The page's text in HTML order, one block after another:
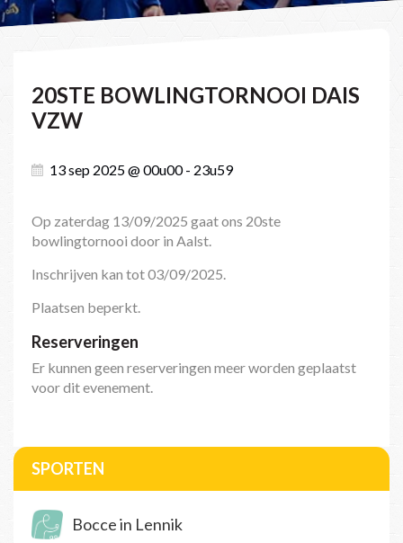
20STE BOWLINGTORNOOI DAIS
VZW
13 sep 2025 @ 00u00 - 23u59
Op zaterdag 13/09/2025 gaat ons 20ste
bowlingtornooi door in Aalst.
Inschrijven kan tot 03/09/2025.
Plaatsen beperkt.
Reserveringen
Er kunnen geen reserveringen meer worden geplaatst
voor dit evenement.
SPORTEN
Bocce in Lennik